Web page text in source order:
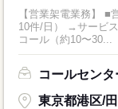
【営業架電業務】
10件/日） →サービ
コール（約10〜30...
コールセンタ
東京都港区/